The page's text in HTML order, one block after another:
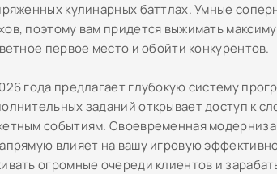
кулинарных баттлах. Умные
поэтому вам придется выжимать
первое место и обойти конкурентов.
года предлагает глубокую систему
заданий открывает доступ к
событиям. Своевременная
влияет на вашу игровую
огромные очереди клиентов и